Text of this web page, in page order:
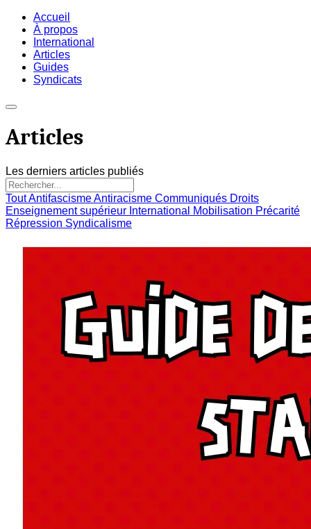
Accueil
À propos
International
Articles
Guides
Syndicats
Articles
Les derniers articles publiés
ToutAntifascismeAntiracisme Communiqués Droits
Enseignement supérieur International Mobilisation Précarité
Répression Syndicalisme